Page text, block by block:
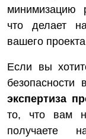
минимизацию
что делает
вашего
Если вы
безопасности
экспертиза
то, что вам
получаете